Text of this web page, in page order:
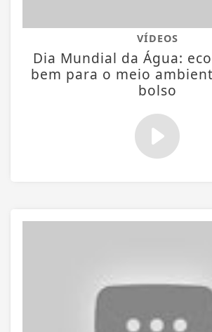
VÍDEOS
Dia Mundial da Água:
bem para o meio
bolso